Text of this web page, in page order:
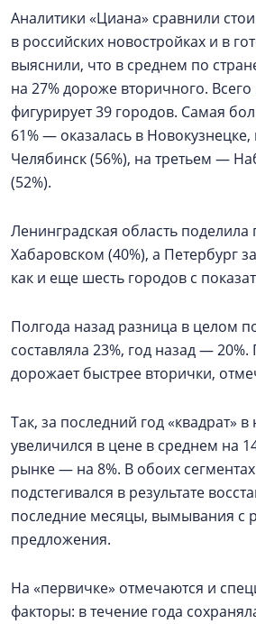
Аналитики «Циана» сравнили
в российских новостройках и в
выяснили, что в среднем по
на 27% дороже вторичного. Всего
фигурирует 39 городов. Самая
61% — оказалась в
Челябинск (56%), на третьем —
(52%).
Ленинградская область поделила
Хабаровском (40%), а Петербург
как и еще шесть городов с
Полгода назад разница в целом
составляла 23%, год назад —
дорожает быстрее вторички,
Так, за последний год «квадрат»
увеличился в цене в среднем на
рынке — на 8%. В обоих
подстегивался в результате
последние месяцы, вымывания с
предложения.
На «первичке» отмечаются и
факторы: в течение года